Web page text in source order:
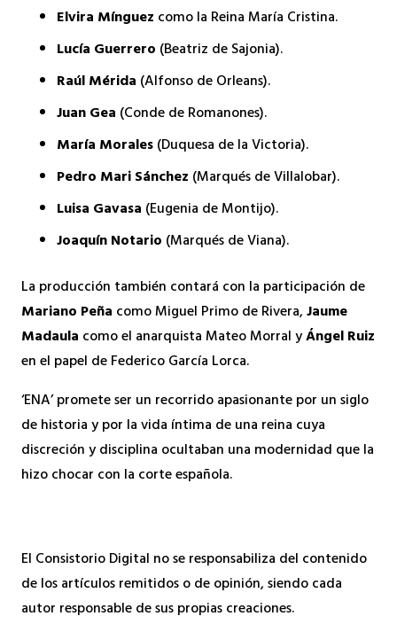
Elvira Mínguez como la Reina María Cristina.
Lucía Guerrero (Beatriz de Sajonia).
Raúl Mérida (Alfonso de Orleans).
Juan Gea (Conde de Romanones).
María Morales(Duquesa de la Victoria).
Pedro Mari Sánchez (Marqués de Villalobar).
Luisa Gavasa (Eugenia de Montijo).
Joaquín Notario (Marqués de Viana).
La producción también contará con la participación de
Mariano Peña como Miguel Primo de Rivera,Jaume
Madaula como el anarquista Mateo Morral yÁngel Ruiz
en el papel de Federico García Lorca.
‘ENA’ promete ser un recorrido apasionante por un siglo
de historia y por la vida íntima de una reina cuya
discreción y disciplina ocultaban una modernidad que la
hizo chocar con la corte española.
El Consistorio Digital no se responsabiliza del contenido
de los artículos remitidos o de opinión, siendo cada
autor responsable de sus propias creaciones.